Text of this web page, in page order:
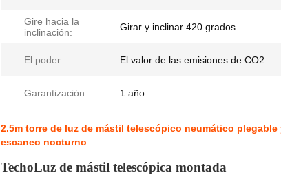
Gire hacia la
inclinación:
Girar y inclinar 420 grados
El poder: El valor de las emisiones de CO2
Garantización: 1 año
2.5m torre de luz de mástil telescópico neumático
escaneo nocturno
TechoLuz de mástil telescópica montada